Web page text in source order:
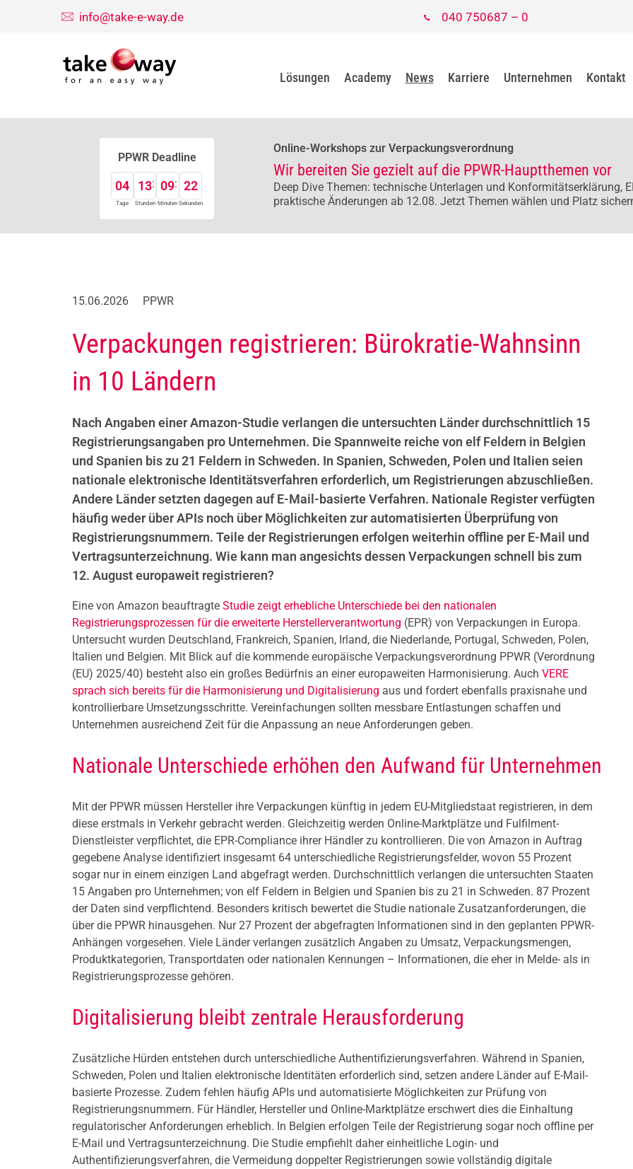
info@take-e-way.de 040 750687 – 0
Lösungen Academy News Karriere Unternehmen Kontakt
PPWR Deadline
04
Tage
13
Stunden
09
Minuten
21
Sekunden
Online-Workshops zur Verpackungsverordnung
Wir bereiten Sie gezielt auf die PPWR-Hauptthemen vor
Deep Dive Themen: technische Unterlagen und Konformitätserklärung,
praktische Änderungen ab 12.08. Jetzt Themen wählen und Platz
15.06.2026 PPWR
Verpackungen registrieren: Bürokratie-Wahnsinn
in 10 Ländern
Nach Angaben einer Amazon-Studie verlangen die untersuchten Länder durchschnittlich 15
Registrierungsangaben pro Unternehmen. Die Spannweite reiche von elf Feldern in Belgien
und Spanien bis zu 21 Feldern in Schweden. In Spanien, Schweden, Polen und Italien seien
nationale elektronische Identitätsverfahren erforderlich, um Registrierungen abzuschließen.
Andere Länder setzten dagegen auf E-Mail-basierte Verfahren. Nationale Register verfügten
häufig weder über APIs noch über Möglichkeiten zur automatisierten Überprüfung von
Registrierungsnummern. Teile der Registrierungen erfolgen weiterhin offline per E-Mail und
Vertragsunterzeichnung. Wie kann man angesichts dessen Verpackungen schnell bis zum
12. August europaweit registrieren?
Eine von Amazon beauftragte Studie zeigt erhebliche Unterschiede bei den nationalen
Registrierungsprozessen für die erweiterte Herstellerverantwortung (EPR) von Verpackungen in Europa.
Untersucht wurden Deutschland, Frankreich, Spanien, Irland, die Niederlande, Portugal, Schweden, Polen,
Italien und Belgien. Mit Blick auf die kommende europäische Verpackungsverordnung PPWR (Verordnung
(EU) 2025/40) besteht also ein großes Bedürfnis an einer europaweiten Harmonisierung. Auch VERE
sprach sich bereits für die Harmonisierung und Digitalisierung aus und fordert ebenfalls praxisnahe und
kontrollierbare Umsetzungsschritte. Vereinfachungen sollten messbare Entlastungen schaffen und
Unternehmen ausreichend Zeit für die Anpassung an neue Anforderungen geben.
Nationale Unterschiede erhöhen den Aufwand für Unternehmen
Mit der PPWR müssen Hersteller ihre Verpackungen künftig in jedem EU-Mitgliedstaat registrieren, in dem
diese erstmals in Verkehr gebracht werden. Gleichzeitig werden Online-Marktplätze und Fulfilment-
Dienstleister verpflichtet, die EPR-Compliance ihrer Händler zu kontrollieren. Die von Amazon in Auftrag
gegebene Analyse identifiziert insgesamt 64 unterschiedliche Registrierungsfelder, wovon 55 Prozent
sogar nur in einem einzigen Land abgefragt werden. Durchschnittlich verlangen die untersuchten Staaten
15 Angaben pro Unternehmen; von elf Feldern in Belgien und Spanien bis zu 21 in Schweden. 87 Prozent
der Daten sind verpflichtend. Besonders kritisch bewertet die Studie nationale Zusatzanforderungen, die
über die PPWR hinausgehen. Nur 27 Prozent der abgefragten Informationen sind in den geplanten PPWR-
Anhängen vorgesehen. Viele Länder verlangen zusätzlich Angaben zu Umsatz, Verpackungsmengen,
Produktkategorien, Transportdaten oder nationalen Kennungen – Informationen, die eher in Melde- als in
Registrierungsprozesse gehören.
Digitalisierung bleibt zentrale Herausforderung
Zusätzliche Hürden entstehen durch unterschiedliche Authentifizierungsverfahren. Während in Spanien,
Schweden, Polen und Italien elektronische Identitäten erforderlich sind, setzen andere Länder auf E-Mail-
basierte Prozesse. Zudem fehlen häufig APIs und automatisierte Möglichkeiten zur Prüfung von
Registrierungsnummern. Für Händler, Hersteller und Online-Marktplätze erschwert dies die Einhaltung
regulatorischer Anforderungen erheblich. In Belgien erfolgen Teile der Registrierung sogar noch offline per
E-Mail und Vertragsunterzeichnung. Die Studie empfiehlt daher einheitliche Login- und
Authentifizierungsverfahren, die Vermeidung doppelter Registrierungen sowie vollständig digitale